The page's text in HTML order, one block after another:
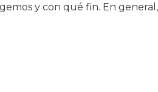
y con qué fin. En